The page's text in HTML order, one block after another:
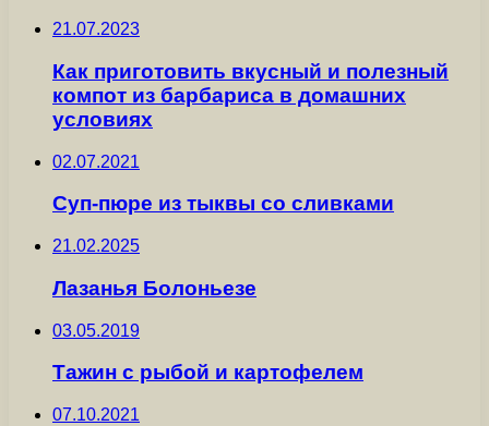
21.07.2023
Как приготовить вкусный и полезный
компот из барбариса в домашних
условиях
02.07.2021
Суп-пюре из тыквы со сливками
21.02.2025
Лазанья Болоньезе
03.05.2019
Тажин с рыбой и картофелем
07.10.2021